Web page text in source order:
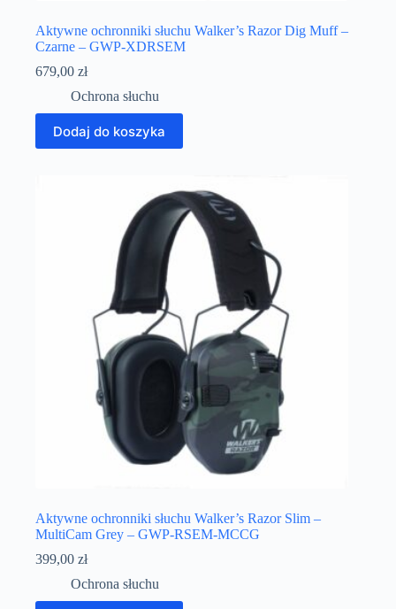
Aktywne ochronniki słuchu Walker’s Razor Dig Muff –
Czarne – GWP-XDRSEM
679,00 zł
Ochrona słuchu
Dodaj do koszyka
Aktywne ochronniki słuchu Walker’s Razor Slim –
MultiCam Grey – GWP-RSEM-MCCG
399,00 zł
Ochrona słuchu